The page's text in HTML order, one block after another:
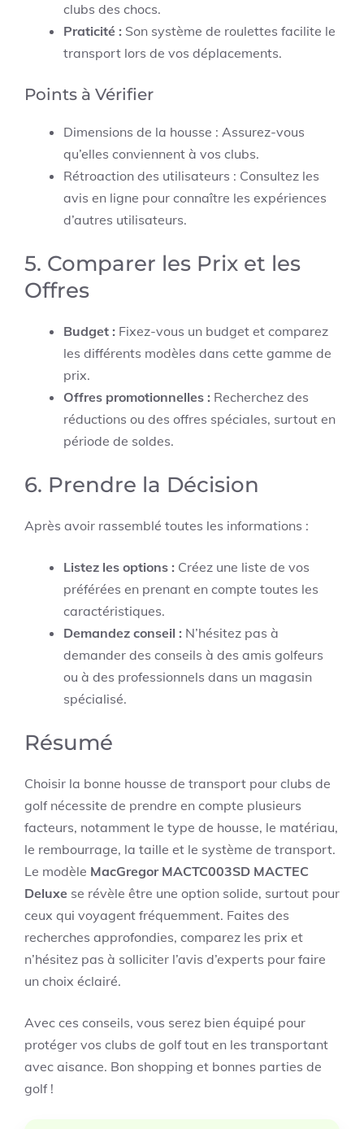
clubs des chocs.
Praticité : Son système de roulettes facilite le
transport lors de vos déplacements.
Points à Vérifier
Dimensions de la housse : Assurez-vous
qu’elles conviennent à vos clubs.
Rétroaction des utilisateurs : Consultez les
avis en ligne pour connaître les expériences
d’autres utilisateurs.
5. Comparer les Prix et les
Offres
Budget : Fixez-vous un budget et comparez
les différents modèles dans cette gamme de
prix.
Offres promotionnelles : Recherchez des
réductions ou des offres spéciales, surtout en
période de soldes.
6. Prendre la Décision
Après avoir rassemblé toutes les informations :
Listez les options : Créez une liste de vos
préférées en prenant en compte toutes les
caractéristiques.
Demandez conseil : N’hésitez pas à
demander des conseils à des amis golfeurs
ou à des professionnels dans un magasin
spécialisé.
Résumé
Choisir la bonne housse de transport pour clubs de
golf nécessite de prendre en compte plusieurs
facteurs, notamment le type de housse, le matériau,
le rembourrage, la taille et le système de transport.
Le modèle MacGregor MACTC003SD MACTEC
Deluxe se révèle être une option solide, surtout pour
ceux qui voyagent fréquemment. Faites des
recherches approfondies, comparez les prix et
n’hésitez pas à solliciter l’avis d’experts pour faire
un choix éclairé.
Avec ces conseils, vous serez bien équipé pour
protéger vos clubs de golf tout en les transportant
avec aisance. Bon shopping et bonnes parties de
golf !